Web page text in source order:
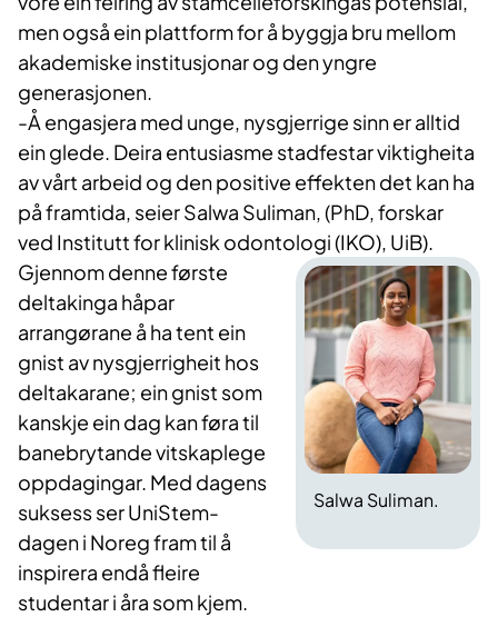
men også ein plattform for å byggja bru mellom
akademiske institusjonar og den yngre
generasjonen.
-Å engasjera med unge, nysgjerrige sinn er alltid
ein glede. Deira entusiasme stadfestar viktigheita
av vårt arbeid og den positive effekten det kan ha
på framtida, seier Salwa Suliman, (PhD, forskar
ved Institutt for klinisk odontologi (IKO), UiB).
Salwa Suliman.
Gjennom denne første
deltakinga håpar
arrangørane å ha tent ein
gnist av nysgjerrigheit hos
deltakarane; ein gnist som
kanskje ein dag kan føra til
banebrytande vitskaplege
oppdagingar. Med dagens
suksess ser UniStem-
dagen i Noreg fram til å
inspirera endå fleire
studentar i åra som kjem.